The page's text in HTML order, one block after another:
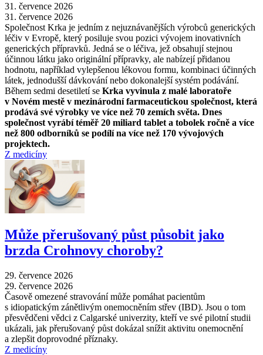
31. července 2026
31. července 2026
Společnost Krka je jedním z nejuznávanějších výrobců generických
léčiv v Evropě, který posiluje svou pozici vývojem inovativních
generických přípravků. Jedná se o léčiva, jež obsahují stejnou
účinnou látku jako originální přípravky, ale nabízejí přidanou
hodnotu, například vylepšenou lékovou formu, kombinaci účinných
látek, jednodušší dávkování nebo dokonalejší systém podávání.
Během sedmi desetiletí se Krka vyvinula z malé laboratoře
v Novém mestě v mezinárodní farmaceutickou společnost, která
prodává své výrobky ve více než 70 zemích světa. Dnes
společnost vyrábí téměř 20 miliard tablet a tobolek ročně a více
než 800 odborníků se podílí na více než 170 vývojových
projektech.
Z medicíny
Může přerušovaný půst působit jako
brzda Crohnovy choroby?
29. července 2026
29. července 2026
Časově omezené stravování může pomáhat pacientům
s idiopatickým zánětlivým onemocněním střev (IBD). Jsou o tom
přesvědčeni vědci z Calgarské univerzity, kteří ve své pilotní studii
ukázali, jak přerušovaný půst dokázal snížit aktivitu onemocnění
a zlepšit doprovodné příznaky.
Z medicíny